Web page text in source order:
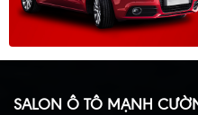
SALON Ô TÔ MẠNH